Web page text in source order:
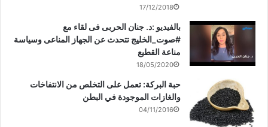
17/12/2018
بالفيديو :د. جنان الحربى فى لقاء مع
#صوت_الخليج تتحدث عن الجهاز المناعى وسياسة
مناعة القطيع
18/05/2020
حبة البركة: تعمل على التخلص من الانتفاخات
والغازات الموجودة في البطن
04/11/2016